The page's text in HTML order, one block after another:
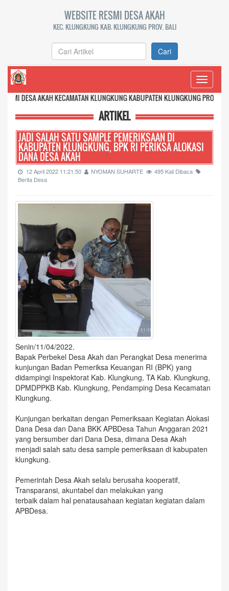
WEBSITE RESMI DESA AKAH
KEC. KLUNGKUNG KAB. KLUNGKUNG PROV. BALI
Cari
Toggle
KECAMATAN KLUNGKUNG KABUPATEN KLUNGKUNG PROVINSI BALI
ARTIKEL
JADI SALAH SATU SAMPLE PEMERIKSAAN DI
KABUPATEN KLUNGKUNG, BPK RI PERIKSA ALOKASI
DANA DESA AKAH
12 April 2022 11:21:50 NYOMAN SUHARTE
495 Kali Dibaca
Berita Desa
Senin/11/04/2022.
Bapak Perbekel Desa Akah dan Perangkat Desa menerima
kunjungan Badan Pemeriksa Keuangan RI (BPK) yang
didampingi Inspektorat Kab. Klungkung, TA Kab. Klungkung,
DPMDPPKB Kab. Klungkung, Pendamping Desa Kecamatan
Klungkung.
Kunjungan berkaitan dengan Pemeriksaan Kegiatan Alokasi
Dana Desa dan Dana BKK APBDesa Tahun Anggaran 2021
yang bersumber dari Dana Desa, dimana Desa Akah
menjadi salah satu desa sample pemeriksaan di kabupaten
klungkung.
Pemerintah Desa Akah selalu berusaha kooperatif,
Transparansi, akuntabel dan melakukan yang
terbaik dalam hal penatausahaan kegiatan kegiatan dalam
APBDesa.